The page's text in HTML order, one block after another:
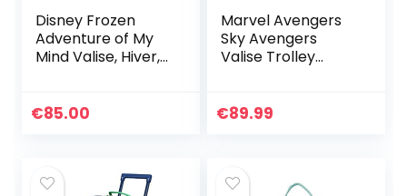
Disney Frozen
Adventure of My
Mind Valise, Hiver,
€85.00
Marvel Avengers
Sky Avengers
Valise Trolley
Rigide ABS Serrure
main
€89.99